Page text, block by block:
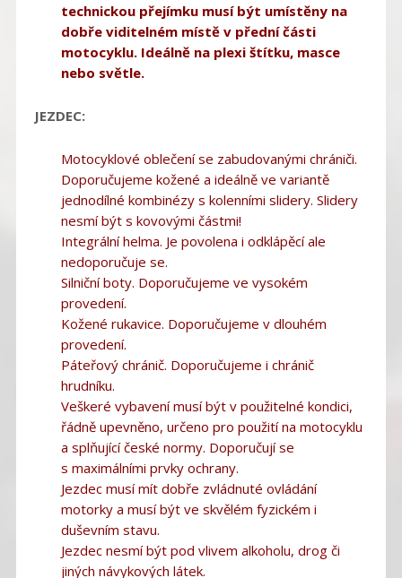
technickou přejímku musí být umístěny na
dobře viditelném místě v přední části
motocyklu. Ideálně na plexi štítku, masce
nebo světle.
JEZDEC:
Motocyklové oblečení se zabudovanými chrániči.
Doporučujeme kožené a ideálně ve variantě
jednodílné kombinézy s kolenními slidery. Slidery
nesmí být s kovovými částmi!
Integrální helma. Je povolena i odklápěcí ale
nedoporučuje se.
Silniční boty. Doporučujeme ve vysokém
provedení.
Kožené rukavice. Doporučujeme v dlouhém
provedení.
Páteřový chránič. Doporučujeme i chránič
hrudníku.
Veškeré vybavení musí být v použitelné kondici,
řádně upevněno, určeno pro použití na motocyklu
a splňující české normy. Doporučují se
s maximálními prvky ochrany.
Jezdec musí mít dobře zvládnuté ovládání
motorky a musí být ve skvělém fyzickém i
duševním stavu.
Jezdec nesmí být pod vlivem alkoholu, drog či
jiných návykových látek.